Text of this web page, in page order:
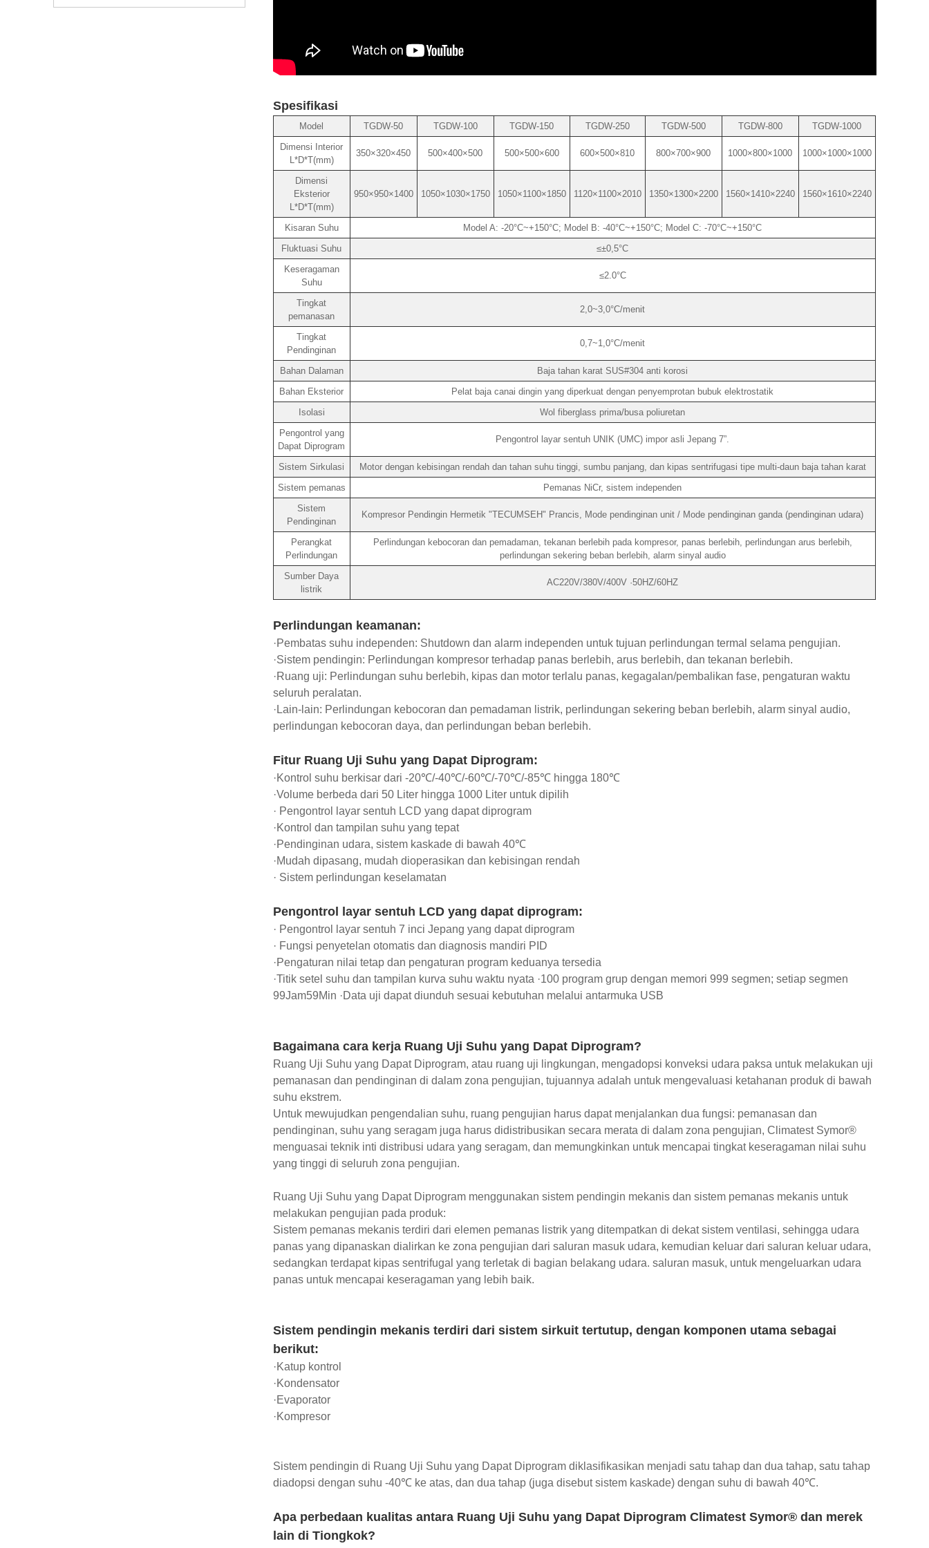
Spesifikasi
Model TGDW-50 TGDW-100 TGDW-150 TGDW-250 TGDW-500 TGDW-800
TGDW-1000
Dimensi Interior
L*D*T(mm)
350×320×450 500×400×500 500×500×600 600×500×810 800×700×900 1000×800×1000 1000×1000×1000
Dimensi
Eksterior
L*D*T(mm)
950×950×1400 1050×1030×1750 1050×1100×1850 1120×1100×2010 1350×1300×2200 1560×1410×2240 1560×1610×2240
Kisaran Suhu
Model A: -20°C~+150°C; Model B: -40°C~+150°C; Model C: -70°C~+150°C
Fluktuasi Suhu
≤±0,5°C
Keseragaman
Suhu
≤2.0°C
Tingkat
pemanasan
2,0~3,0°C/menit
Tingkat
Pendinginan
0,7~1,0°C/menit
Bahan Dalaman
Baja tahan karat SUS#304 anti korosi
Bahan Eksterior
Pelat baja canai dingin yang diperkuat dengan penyemprotan bubuk elektrostatik
Isolasi
Wol fiberglass prima/busa poliuretan
Pengontrol yang
Dapat Diprogram
Pengontrol layar sentuh UNIK (UMC) impor asli Jepang 7”.
Sistem Sirkulasi
Motor dengan kebisingan rendah dan tahan suhu tinggi, sumbu panjang, dan kipas sentrifugasi tipe multi-daun baja tahan karat
Sistem pemanas
Pemanas NiCr, sistem independen
Sistem
Pendinginan
Kompresor Pendingin Hermetik "TECUMSEH" Prancis, Mode pendinginan unit / Mode pendinginan ganda (pendinginan udara)
Perangkat
Perlindungan
Perlindungan kebocoran dan pemadaman, tekanan berlebih pada kompresor, panas berlebih, perlindungan arus berlebih,
perlindungan sekering beban berlebih, alarm sinyal audio
Sumber Daya
listrik
AC220V/380V/400V ·50HZ/60HZ
Perlindungan keamanan:
·Pembatas suhu independen: Shutdown dan alarm independen untuk tujuan perlindungan termal selama pengujian.
·Sistem pendingin: Perlindungan kompresor terhadap panas berlebih, arus berlebih, dan tekanan berlebih.
·Ruang uji: Perlindungan suhu berlebih, kipas dan motor terlalu panas, kegagalan/pembalikan fase, pengaturan waktu
seluruh peralatan.
·Lain-lain: Perlindungan kebocoran dan pemadaman listrik, perlindungan sekering beban berlebih, alarm sinyal audio,
perlindungan kebocoran daya, dan perlindungan beban berlebih.
Fitur Ruang Uji Suhu yang Dapat Diprogram:
·Kontrol suhu berkisar dari -20℃/-40℃/-60℃/-70℃/-85℃ hingga 180℃
·Volume berbeda dari 50 Liter hingga 1000 Liter untuk dipilih
· Pengontrol layar sentuh LCD yang dapat diprogram
·Kontrol dan tampilan suhu yang tepat
·Pendinginan udara, sistem kaskade di bawah 40℃
·Mudah dipasang, mudah dioperasikan dan kebisingan rendah
· Sistem perlindungan keselamatan
Pengontrol layar sentuh LCD yang dapat diprogram:
· Pengontrol layar sentuh 7 inci Jepang yang dapat diprogram
· Fungsi penyetelan otomatis dan diagnosis mandiri PID
·Pengaturan nilai tetap dan pengaturan program keduanya tersedia
·Titik setel suhu dan tampilan kurva suhu waktu nyata ·100 program grup dengan memori 999 segmen; setiap segmen
99Jam59Min ·Data uji dapat diunduh sesuai kebutuhan melalui antarmuka USB
Bagaimana cara kerja Ruang Uji Suhu yang Dapat Diprogram?
Ruang Uji Suhu yang Dapat Diprogram, atau ruang uji lingkungan, mengadopsi konveksi udara paksa untuk melakukan uji
pemanasan dan pendinginan di dalam zona pengujian, tujuannya adalah untuk mengevaluasi ketahanan produk di bawah
suhu ekstrem.
Untuk mewujudkan pengendalian suhu, ruang pengujian harus dapat menjalankan dua fungsi: pemanasan dan
pendinginan, suhu yang seragam juga harus didistribusikan secara merata di dalam zona pengujian, Climatest Symor®
menguasai teknik inti distribusi udara yang seragam, dan memungkinkan untuk mencapai tingkat keseragaman nilai suhu
yang tinggi di seluruh zona pengujian.
Ruang Uji Suhu yang Dapat Diprogram menggunakan sistem pendingin mekanis dan sistem pemanas mekanis untuk
melakukan pengujian pada produk:
Sistem pemanas mekanis terdiri dari elemen pemanas listrik yang ditempatkan di dekat sistem ventilasi, sehingga udara
panas yang dipanaskan dialirkan ke zona pengujian dari saluran masuk udara, kemudian keluar dari saluran keluar udara,
sedangkan terdapat kipas sentrifugal yang terletak di bagian belakang udara. saluran masuk, untuk mengeluarkan udara
panas untuk mencapai keseragaman yang lebih baik.
Sistem pendingin mekanis terdiri dari sistem sirkuit tertutup, dengan komponen utama sebagai
berikut:
·Katup kontrol
·Kondensator
·Evaporator
·Kompresor
Sistem pendingin di Ruang Uji Suhu yang Dapat Diprogram diklasifikasikan menjadi satu tahap dan dua tahap, satu tahap
diadopsi dengan suhu -40℃ ke atas, dan dua tahap (juga disebut sistem kaskade) dengan suhu di bawah 40℃.
Apa perbedaan kualitas antara Ruang Uji Suhu yang Dapat Diprogram Climatest Symor® dan merek
lain di Tiongkok?